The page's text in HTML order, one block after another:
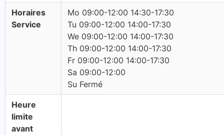
Horaires
Service
Mo 09:00-12:00 14:30-17:30
Tu 09:00-12:00 14:00-17:30
We 09:00-12:00 14:00-17:30
Th 09:00-12:00 14:00-17:30
Fr 09:00-12:00 14:00-17:30
Sa 09:00-12:00
Su Fermé
Heure
limite
avant